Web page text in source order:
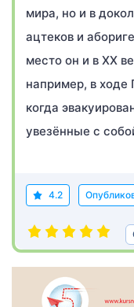
мира, но и в
ацтеков и
место он и в XX
например, в
когда
увезённые с
4.2